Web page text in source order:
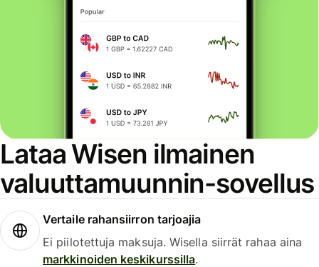
Lataa Wisen ilmainen
valuuttamuunnin-sovellus
Vertaile rahansiirron tarjoajia
Ei piilotettuja maksuja. Wisella siirrät rahaa aina
markkinoiden keskikurssilla.